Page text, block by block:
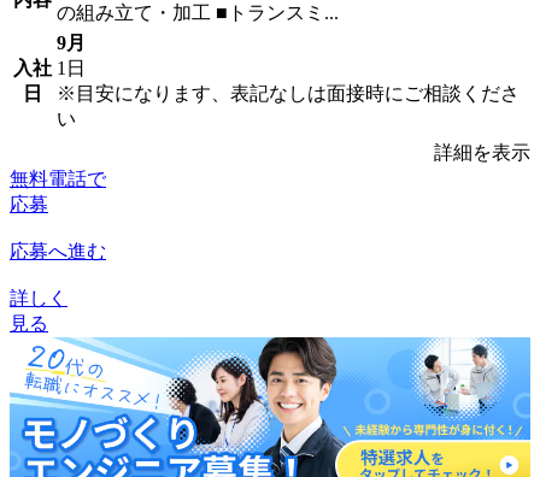
の組み立て・加工 ■トランスミ...
入社
日
9月
1日
※目安になります、表記なしは面接時にご相談くださ
い
詳細を表示
無料電話で
応募
応募へ進む
詳しく
見る